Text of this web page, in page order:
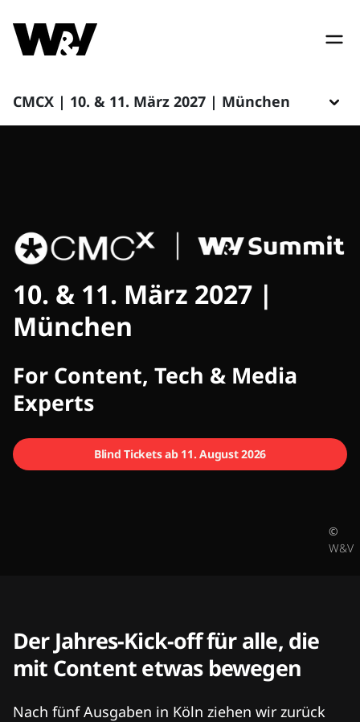
CMCX | 10. & 11. März 2027 | München
CMCX
10. & 11. März 2027 |
München
For Content, Tech & Media
Experts
Blind Tickets ab 11. August 2026
©
W&V
Der Jahres-Kick-off für alle, die
mit Content etwas bewegen
Nach fünf Ausgaben in Köln ziehen wir zurück